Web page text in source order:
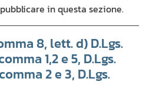
in questa sezione.
8, lett. d) D.Lgs.
1,2 e 5, D.Lgs.
2 e 3, D.Lgs.